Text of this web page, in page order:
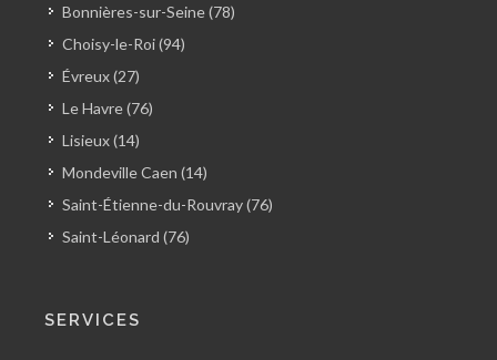
Bonnières-sur-Seine (78)
Choisy-le-Roi (94)
Évreux (27)
Le Havre (76)
Lisieux (14)
Mondeville Caen (14)
Saint-Étienne-du-Rouvray (76)
Saint-Léonard (76)
SERVICES